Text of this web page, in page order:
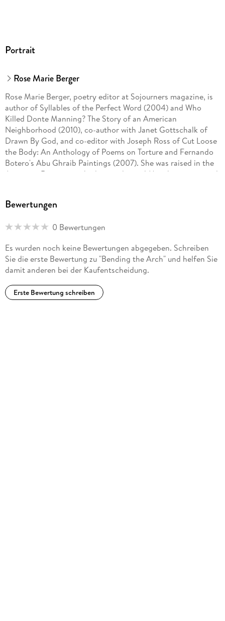
Portrait
Rose Marie Berger
Rose Marie Berger, poetry editor at Sojourners magazine, is
author of Syllables of the Perfect Word (2004) and Who
Killed Donte Manning? The Story of an American
Neighborhood (2010), co-author with Janet Gottschalk of
Drawn By God, and co-editor with Joseph Ross of Cut Loose
the Body: An Anthology of Poems on Torture and Fernando
Botero's Abu Ghraib Paintings (2007). She was raised in the
American River watershed, in traditional Miwok territory and
Stonecoast at the University of Southern Maine in Portland.
Bewertungen
0 Bewertungen
Es wurden noch keine Bewertungen abgegeben. Schreiben
Sie die erste Bewertung zu "Bending the Arch" und helfen Sie
damit anderen bei der Kaufentscheidung.
Erste Bewertung schreiben